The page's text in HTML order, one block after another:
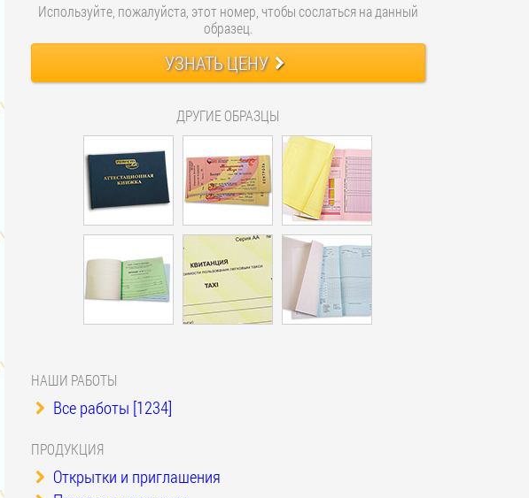
Используйте, пожалуйста, этот номер, чтобы сослаться на данный
образец.
УЗНАТЬ ЦЕНУ
ДРУГИЕ ОБРАЗЦЫ
НАШИ РАБОТЫ
Все работы [1234]
ПРОДУКЦИЯ
Открытки и приглашения